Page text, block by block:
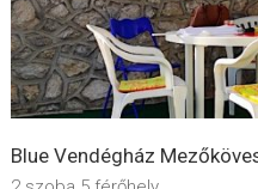
Blue Vendégház